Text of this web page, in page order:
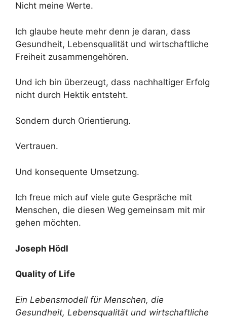
Nicht meine Werte.
Ich glaube heute mehr denn je daran, dass
Gesundheit, Lebensqualität und wirtschaftliche
Freiheit zusammengehören.
Und ich bin überzeugt, dass nachhaltiger Erfolg
nicht durch Hektik entsteht.
Sondern durch Orientierung.
Vertrauen.
Und konsequente Umsetzung.
Ich freue mich auf viele gute Gespräche mit
Menschen, die diesen Weg gemeinsam mit mir
gehen möchten.
Joseph Hödl
Quality of Life
Ein Lebensmodell für Menschen, die
Gesundheit, Lebensqualität und wirtschaftliche